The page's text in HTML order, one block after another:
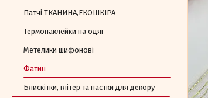
Патчі ТКАНИНА,ЕКОШКІРА
Термонаклейки на одяг
Метелики шифонові
Фатин
Блискітки, глітер та паєтки для декору